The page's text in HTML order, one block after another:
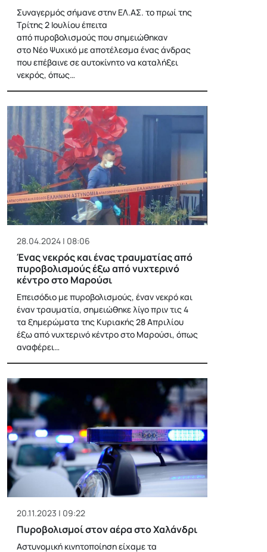
Συναγερμός σήμανε στην ΕΛ.ΑΣ. το πρωί της
Τρίτης 2 Ιουλίου έπειτα
από πυροβολισμούς που σημειώθηκαν
στο Νέο Ψυχικό με αποτέλεσμα ένας άνδρας
που επέβαινε σε αυτοκίνητο να καταλήξει
νεκρός, όπως…
28.04.2024 | 08:06
Ένας νεκρός και ένας τραυματίας από
πυροβολισμούς έξω από νυχτερινό
κέντρο στο Μαρούσι
Επεισόδιο με πυροβολισμούς, έναν νεκρό και
έναν τραυματία, σημειώθηκε λίγο πριν τις 4
τα ξημερώματα της Κυριακής 28 Απριλίου
έξω από νυχτερινό κέντρο στο Μαρούσι, όπως
αναφέρει…
20.11.2023 | 09:22
Πυροβολισμοί στον αέρα στο Χαλάνδρι
Αστυνομική κινητοποίηση είχαμε τα